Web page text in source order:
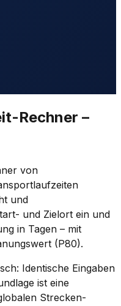
Rechner –
von
und
und Zielort ein und
in Tagen – mit
(P80).
Identische Eingaben
ist eine
Strecken-